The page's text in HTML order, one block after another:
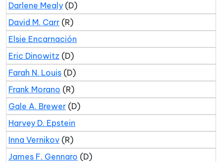
Darlene Mealy (D)
David M. Carr (R)
Elsie Encarnación
Eric Dinowitz (D)
Farah N. Louis (D)
Frank Morano (R)
Gale A. Brewer (D)
Harvey D. Epstein
Inna Vernikov (R)
James F. Gennaro (D)